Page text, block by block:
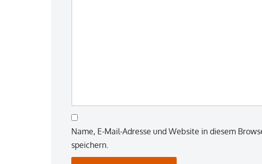
Name, E-Mail-Adresse und Website in diesem
speichern.